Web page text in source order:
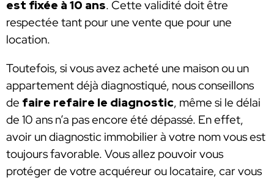
est fixée à 10 ans. Cette validité doit être
respectée tant pour une vente que pour une
location.
Toutefois, si vous avez acheté une maison ou un
appartement déjà diagnostiqué, nous conseillons
de faire refaire le diagnostic, même si le délai
de 10 ans n’a pas encore été dépassé. En effet,
avoir un diagnostic immobilier à votre nom vous est
toujours favorable. Vous allez pouvoir vous
protéger de votre acquéreur ou locataire, car vous